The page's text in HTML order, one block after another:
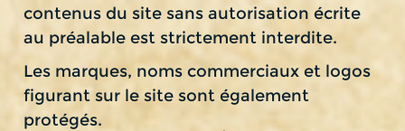
contenus du site sans autorisation écrite
au préalable est strictement interdite.
Les marques, noms commerciaux et logos
figurant sur le site sont également
protégés.